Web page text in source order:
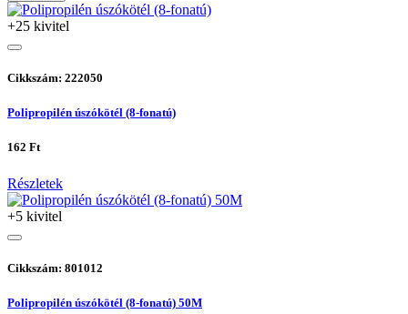
+25 kivitel
Cikkszám: 222050
Polipropilén úszókötél (8-fonatú)
162 Ft
Részletek
+5 kivitel
Cikkszám: 801012
Polipropilén úszókötél (8-fonatú) 50M